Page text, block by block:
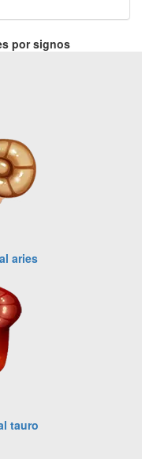
por signos
aries
tauro